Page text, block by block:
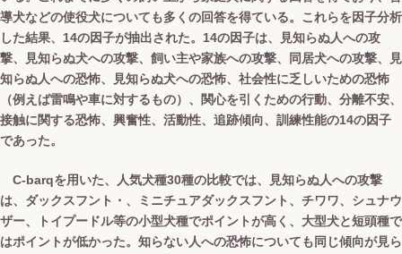
導犬などの使役犬についても多くの回答を得ている。これらを因子分析
した結果、14の因子が抽出された。14の因子は、見知らぬ人への攻
撃、見知らぬ犬への攻撃、飼い主や家族への攻撃、同居犬への攻撃、見
知らぬ人への恐怖、見知らぬ犬への恐怖、社会性に乏しいための恐怖
（例えば雷鳴や車に対するもの）、関心を引くための行動、分離不安、
接触に関する恐怖、興奮性、活動性、追跡傾向、訓練性能の14の因子
であった。
C-barqを用いた、人気犬種30種の比較では、見知らぬ人への攻撃
は、ダックスフント・、ミニチュアダックスフント、チワワ、シュナウ
ザー、トイプードル等の小型犬種でポイントが高く、大型犬と短頭種で
はポイントが低かった。知らない人への恐怖についても同じ傾向が見ら